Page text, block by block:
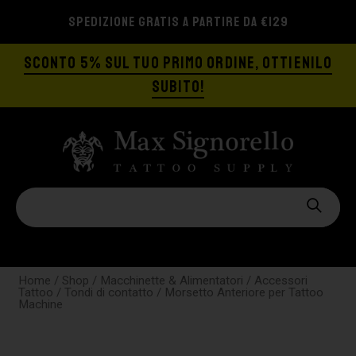
SPEDIZIONE GRATIS A PARTIRE DA €129
SCONTO 5% SUL TUO PRIMO ORDINE, OTTIENILO
SUBITO!
Home / Shop / Macchinette & Alimentatori / Accessori
Tattoo / Tondi di contatto / Morsetto Anteriore per Tattoo
Machine